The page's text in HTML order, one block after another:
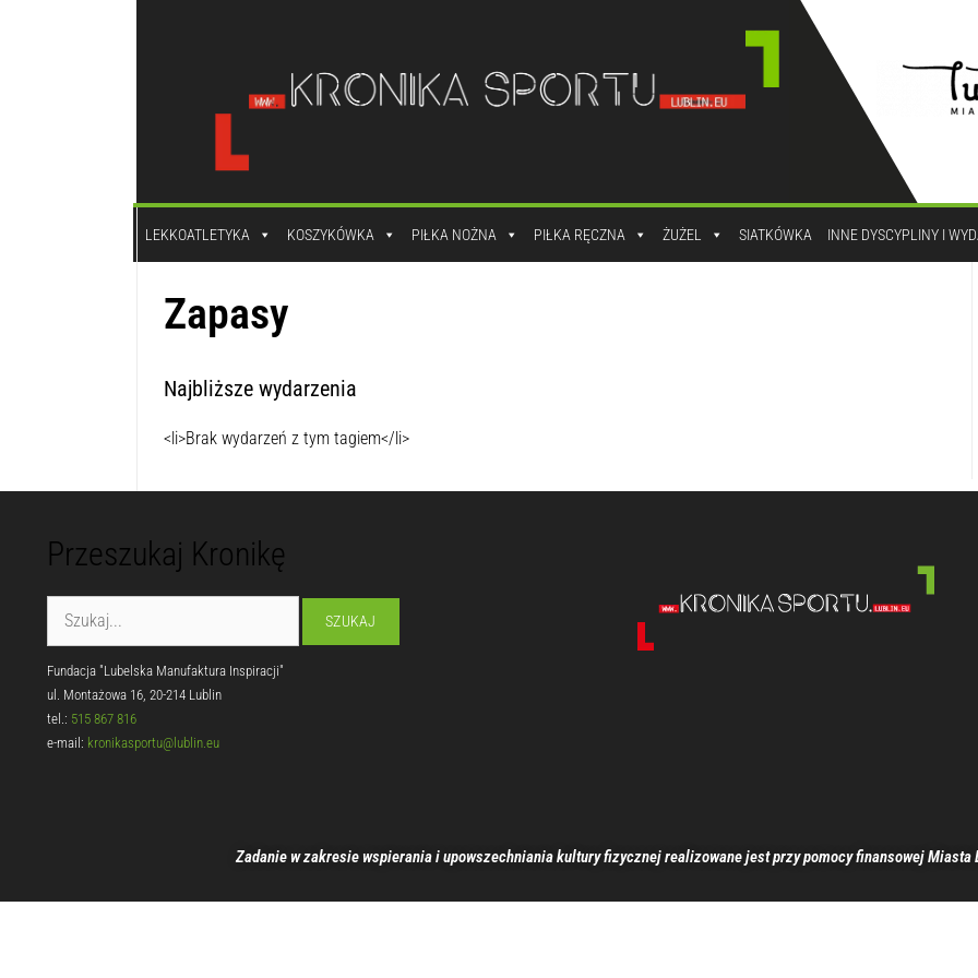
LEKKOATLETYKA KOSZYKÓWKA PIŁKA NOŻNA PIŁKA RĘCZNA ŻUŻEL SIATKÓWKA INNE DYSCYPLINY I
Zapasy
Najbliższe wydarzenia
<li>Brak wydarzeń z tym tagiem</li>
Przeszukaj Kronikę
Fundacja "Lubelska Manufaktura Inspiracji"
ul. Montażowa 16, 20-214 Lublin
tel.: 515 867 816
e-mail: kronikasportu@lublin.eu
Zadanie w zakresie wspierania i upowszechniania kultury fizycznej realizowane jest przy pomocy finansowej Miasta